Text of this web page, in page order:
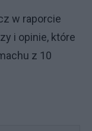
w raporcie
i opinie, które
z 10